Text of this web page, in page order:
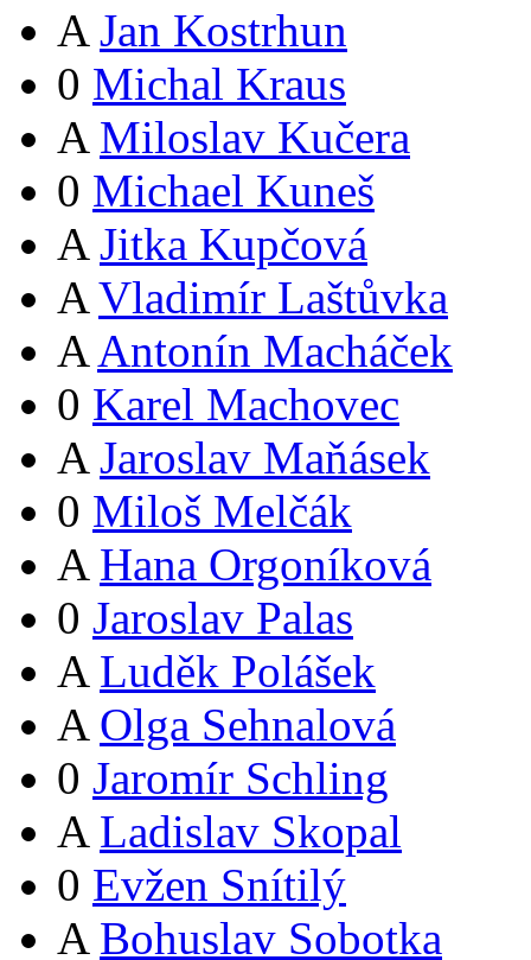
A Jan Kostrhun
0 Michal Kraus
A Miloslav Kučera
0 Michael Kuneš
A Jitka Kupčová
A Vladimír Laštůvka
A Antonín Macháček
0 Karel Machovec
A Jaroslav Maňásek
0 Miloš Melčák
A Hana Orgoníková
0 Jaroslav Palas
A Luděk Polášek
A Olga Sehnalová
0 Jaromír Schling
A Ladislav Skopal
0 Evžen Snítilý
A Bohuslav Sobotka